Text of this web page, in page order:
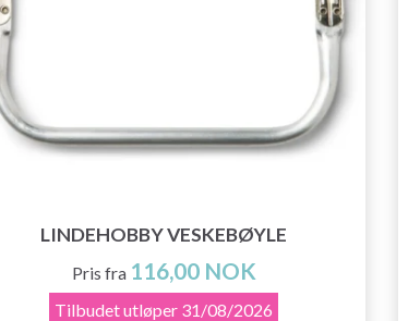
LINDEHOBBY VESKEBØYLE
Pris fra 116,00 NOK
Tilbudet utløper 31/08/2026